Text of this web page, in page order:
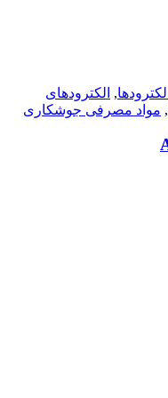
الکترودها, الکترود‌های
, مواد مصرفی جوشکاری